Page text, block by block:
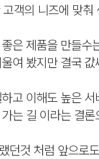
객의 니즈에 맞
은 제품을 만들
여 봤지만 결국
고 이해도 높은
는 길 이라는 결
던것 처럼 앞으로